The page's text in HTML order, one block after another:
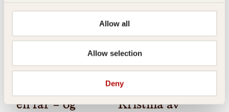
Allow all
Allow selection
Deny
Pocket179krLes mer
Vetle Lid Larssen
en far – og
Mia Søreide
Prinsesse
Kristina av